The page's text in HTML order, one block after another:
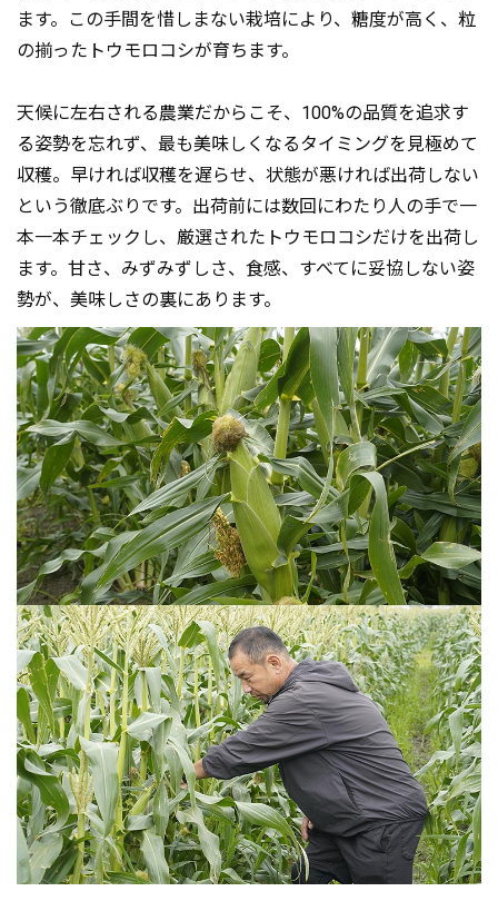
ます。この手間を惜しまない栽培により、糖度が高く、粒
の揃ったトウモロコシが育ちます。
天候に左右される農業だからこそ、100%の品質を追求す
る姿勢を忘れず、最も美味しくなるタイミングを見極めて
収穫。早ければ収穫を遅らせ、状態が悪ければ出荷しない
という徹底ぶりです。出荷前には数回にわたり人の手で一
本一本チェックし、厳選されたトウモロコシだけを出荷し
ます。甘さ、みずみずしさ、食感、すべてに妥協しない姿
勢が、美味しさの裏にあります。